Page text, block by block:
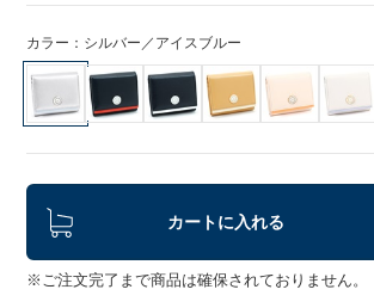
カラー：シルバー／アイスブルー
カートに入れる
※ご注文完了まで商品は確保されておりません。